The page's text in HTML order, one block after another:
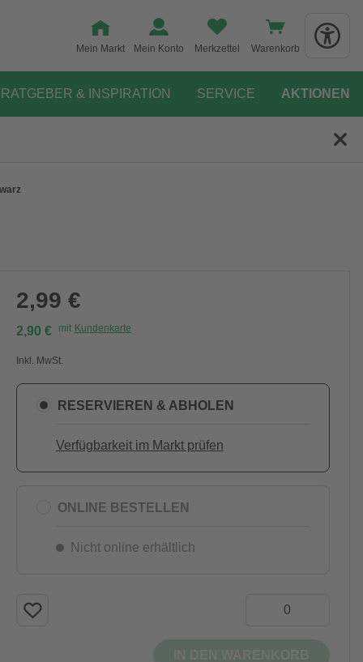
Mein Markt Mein Konto Merkzettel Warenkorb
RATGEBER & INSPIRATION SERVICE AKTIONEN
2,99 €
2,90 € mit Kundenkarte
Inkl. MwSt.
RESERVIEREN & ABHOLEN
Verfügbarkeit im Markt prüfen
ONLINE BESTELLEN
Nicht online erhältlich